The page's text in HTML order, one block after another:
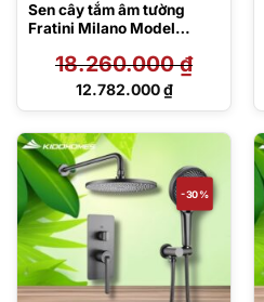
Sen cây tắm âm tường
Fratini Milano Model
18.260.000₫
Giá
18.260.000 ₫.
12.782.000₫
Giá
tại
là:
12.782.000 ₫.
-30%